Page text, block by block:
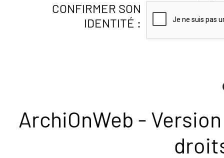
CONFIRMER SON
IDENTITÉ :
ArchiOnWeb -